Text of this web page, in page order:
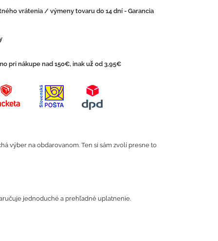
vrátenia / výmeny tovaru do 14 dní - Garancia
pri nákupe nad 150€, inak už od 3,95€
výber na obdarovanom. Ten si sám zvolí presne to
jednoduché a prehľadné uplatnenie.